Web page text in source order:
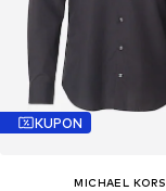
KUPON
MICHAEL KORS